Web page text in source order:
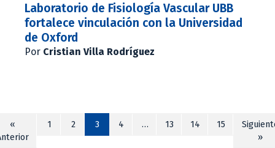
Laboratorio de Fisiología Vascular UBB
fortalece vinculación con la Universidad
de Oxford
Por Cristian Villa Rodríguez
«
1 2 3 4 … 13 14 15
»